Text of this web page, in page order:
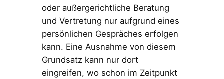
oder außergerichtliche Beratung
und Vertretung nur aufgrund eines
persönlichen Gespräches erfolgen
kann. Eine Ausnahme von diesem
Grundsatz kann nur dort
eingreifen, wo schon im Zeitpunkt